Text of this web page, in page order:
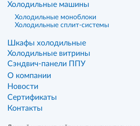
Холодильные машины
Холодильные моноблоки
Холодильные сплит-системы
Шкафы холодильные
Холодильные витрины
Сэндвич-панели ППУ
О компании
Новости
Сертификаты
Контакты